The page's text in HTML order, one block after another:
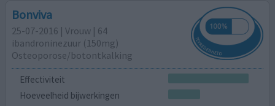
Bonviva
25-07-2016 | Vrouw | 64
ibandroninezuur (150mg)
Osteoporose/botontkalking
Effectiviteit
Hoeveelheid bijwerkingen